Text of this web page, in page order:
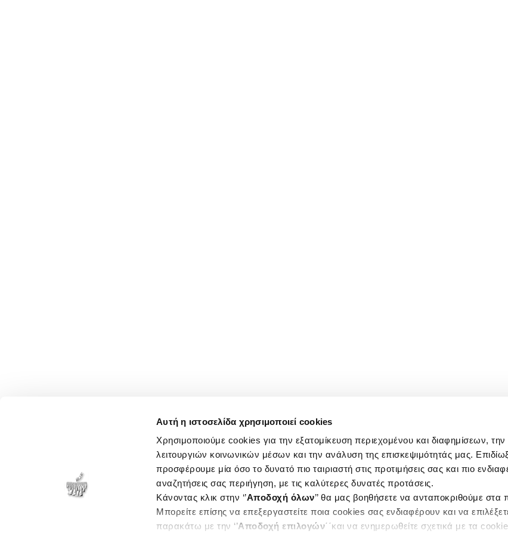
Αυτή η ιστοσελίδα χρησιμοποιεί cookies
Χρησιμοποιούμε cookies για την εξατομίκευση περιεχομένου και διαφημίσεων,
λειτουργιών κοινωνικών μέσων και την ανάλυση της επισκεψιμότητάς μας.
προσφέρουμε μία όσο το δυνατό πιο ταιριαστή στις προτιμήσεις σας και πιο
αναζητήσεις σας περιήγηση, με τις καλύτερες δυνατές προτάσεις.
Κάνοντας κλικ στην ‘’Αποδοχή όλων’’ θα μας βοηθήσετε να ανταποκριθούμε
Μπορείτε επίσης να επεξεργαστείτε ποια cookies σας ενδιαφέρουν και να
παρακάτω με την ‘’Αποδοχή επιλογών΄΄και να ενημερωθείτε σχετικά με τα